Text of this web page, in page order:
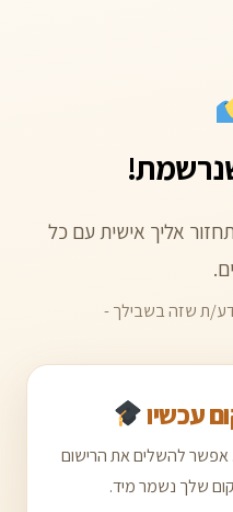
אליך אישית עם כל
ת שזה בשבילך -
עכשיו
אפשר להשלים את הרישום
שלך נשמר מיד.